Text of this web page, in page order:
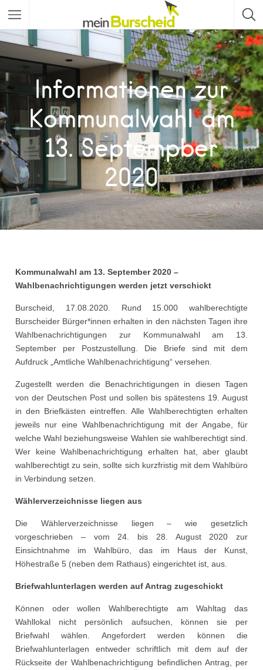
Informationen zur
Kommunalwahl am
13. Septempber
2020
Kommunalwahl am 13. September 2020 –
Wahlbenachrichtigungen werden jetzt verschickt
Burscheid, 17.08.2020. Rund 15.000 wahlberechtigte
Burscheider Bürger*innen erhalten in den nächsten Tagen ihre
Wahlbenachrichtigungen zur Kommunalwahl am 13.
September per Postzustellung. Die Briefe sind mit dem
Aufdruck „Amtliche Wahlbenachrichtigung“ versehen.
Zugestellt werden die Benachrichtigungen in diesen Tagen
von der Deutschen Post und sollen bis spätestens 19. August
in den Briefkästen eintreffen. Alle Wahlberechtigten erhalten
jeweils nur eine Wahlbenachrichtigung mit der Angabe, für
welche Wahl beziehungsweise Wahlen sie wahlberechtigt sind.
Wer keine Wahlbenachrichtigung erhalten hat, aber glaubt
wahlberechtigt zu sein, sollte sich kurzfristig mit dem Wahlbüro
in Verbindung setzen.
Wählerverzeichnisse liegen aus
Die Wählerverzeichnisse liegen – wie gesetzlich
vorgeschrieben – vom 24. bis 28. August 2020 zur
Einsichtnahme im Wahlbüro, das im Haus der Kunst,
Höhestraße 5 (neben dem Rathaus) eingerichtet ist, aus.
Briefwahlunterlagen werden auf Antrag zugeschickt
Können oder wollen Wahlberechtigte am Wahltag das
Wahllokal nicht persönlich aufsuchen, können sie per
Briefwahl wählen. Angefordert werden können die
Briefwahlunterlagen entweder schriftlich mit dem auf der
Rückseite der Wahlbenachrichtigung befindlichen Antrag, per